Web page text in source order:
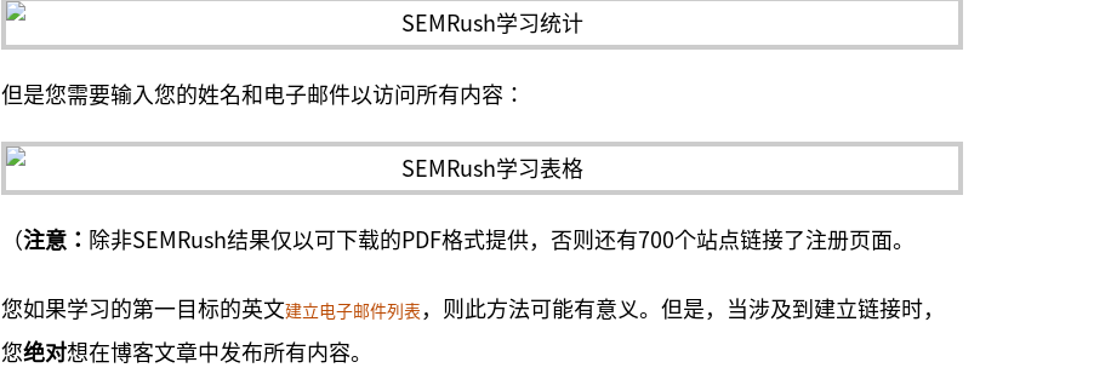
但是您需要输入您的姓名和电子邮件以访问所有内容：
（注意： 除非SEMRush结果仅以可下载的PDF格式提供，否则还有700个站点链接了注册页面。
您如果学习的第一目标的英文建立电子邮件列表 ，则此方法可能有意义。但是，当涉及到建立链接时，
您绝对想在博客文章中发布所有内容。